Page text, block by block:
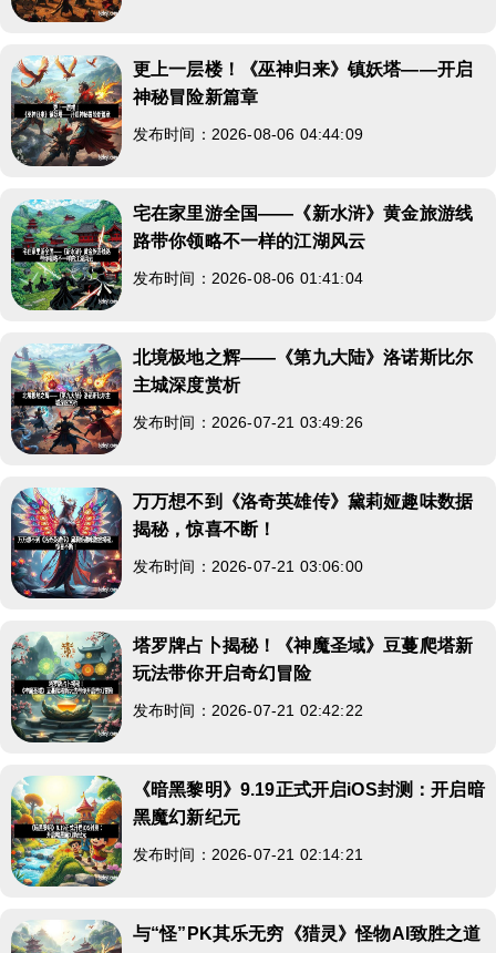
更上一层楼！《巫神归来》镇妖塔——开启
神秘冒险新篇章
发布时间：2026-08-06 04:44:09
宅在家里游全国——《新水浒》黄金旅游线
路带你领略不一样的江湖风云
发布时间：2026-08-06 01:41:04
北境极地之辉——《第九大陆》洛诺斯比尔
主城深度赏析
发布时间：2026-07-21 03:49:26
万万想不到《洛奇英雄传》黛莉娅趣味数据
揭秘，惊喜不断！
发布时间：2026-07-21 03:06:00
塔罗牌占卜揭秘！《神魔圣域》豆蔓爬塔新
玩法带你开启奇幻冒险
发布时间：2026-07-21 02:42:22
《暗黑黎明》9.19正式开启iOS封测：开启暗
黑魔幻新纪元
发布时间：2026-07-21 02:14:21
与“怪”PK其乐无穷《猎灵》怪物AI致胜之道